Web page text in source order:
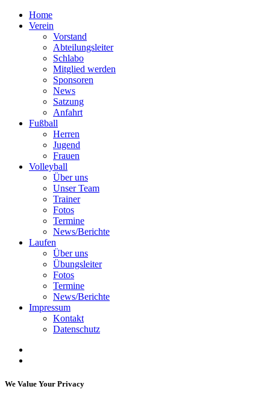
Home
Verein
Vorstand
Abteilungsleiter
Schlabo
Mitglied werden
Sponsoren
News
Satzung
Anfahrt
Fußball
Herren
Jugend
Frauen
Volleyball
Über uns
Unser Team
Trainer
Fotos
Termine
News/Berichte
Laufen
Über uns
Übungsleiter
Fotos
Termine
News/Berichte
Impressum
Kontakt
Datenschutz
We Value Your Privacy